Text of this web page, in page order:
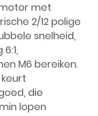
met
2/12 polige
snelheid,
M6 bereiken.
die
lopen